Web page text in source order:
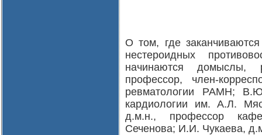
О том, где
нестероидных
начинаются домыслы,
профессор, член-
ревматологии РАМН;
кардиологии им. А.Л.
д.м.н., профессор
Сеченова; И.И. Чукаева,